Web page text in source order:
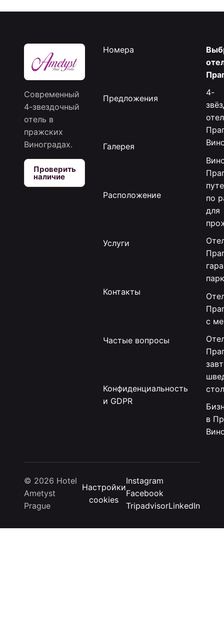
Современный
4-звездочный
отель в
пражских
Виноградах.
Проверить
наличие
Номера
Предложения
Галерея
Расположение
Услуги
Контакты
Частые вопросы
Конфиденциальность
и GDPR
4-
по
для
с
в
© 2026 Hotel
Ametyst
Prague
Настройки
cookies
Instagram
Facebook
TripadvisorLinkedIn